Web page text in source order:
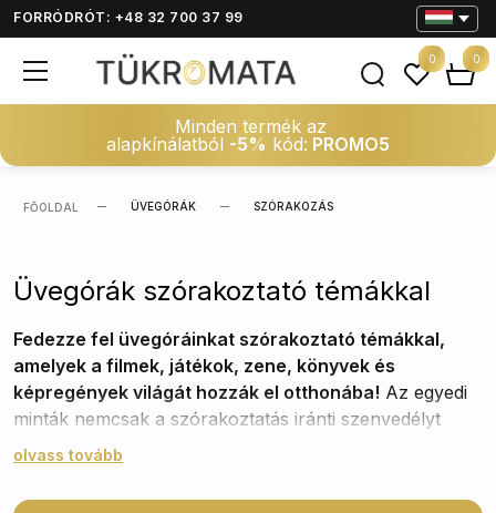
FORRÓDRÓT: +48 32 700 37 99
Minden termék az
alapkínálatból -5% kód: PROMO5
0 0
FŐOLDAL ÜVEGÓRÁK SZÓRAKOZÁS
Üvegórák szórakoztató témákkal
Fedezze fel üvegóráinkat szórakoztató témákkal,
amelyek a filmek, játékok, zene, könyvek és
képregények világát hozzák el otthonába! Az egyedi
minták nemcsak a szórakoztatás iránti szenvedélyt
tükrözik, hanem minden szabadidős tevékenységet
csendes mechanizmus és a gyönyörű nyomatok
olvass tovább